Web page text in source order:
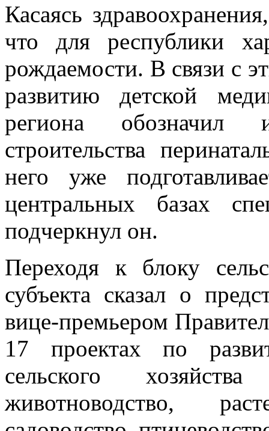
Касаясь здравоохранения,
что для республики
рождаемости. В связи с
развитию детской
региона обозначил
строительства
него уже
центральных базах
подчеркнул он.
Переходя к блоку
субъекта сказал о
вице-премьером
17 проектах по
сельского
животноводство,